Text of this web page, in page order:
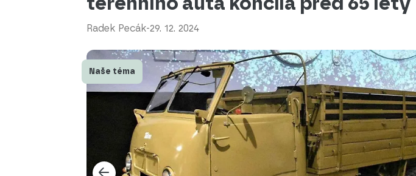
Radek Pecák-29. 12. 2024
Naše téma